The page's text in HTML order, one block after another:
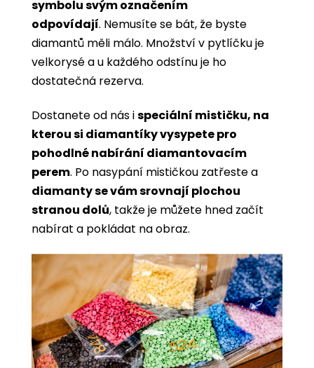
symbolu svým označením
odpovídají. Nemusíte se bát, že byste
diamantů měli málo. Množství v pytlíčku je
velkorysé a u každého odstínu je ho
dostatečná rezerva.
Dostanete od nás ispeciální mističku, na
kterou si diamantíky vysypete pro
pohodlné nabírání diamantovacím
perem. Po nasypání mističkou zatřeste a
diamanty se vám srovnají plochou
stranou dolů, takže je můžete hned začít
nabírat a pokládat na obraz.